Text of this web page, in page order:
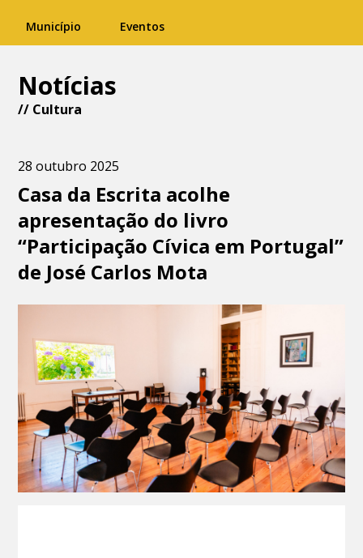
Município Eventos
Notícias
// Cultura
28 outubro 2025
Casa da Escrita acolhe
apresentação do livro
“Participação Cívica em Portugal”
de José Carlos Mota